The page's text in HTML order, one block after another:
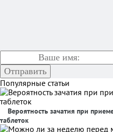
Популярные статьи
Вероятность зачатия при
таблеток